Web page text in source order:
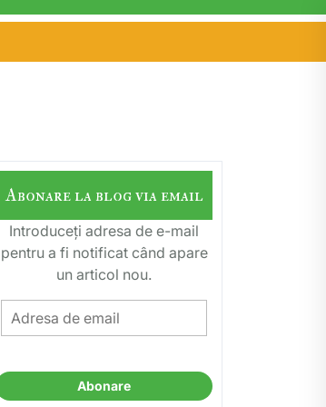
Abonare la blog via email
Introduceți adresa de e-mail
pentru a fi notificat când apare
un articol nou.
Adresa
de
Abonare